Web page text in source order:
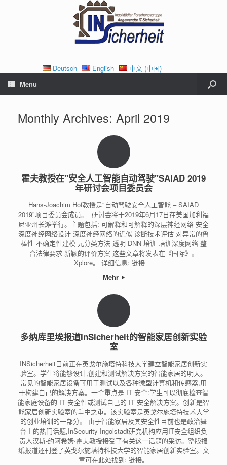
Deutsch English
中文 (中国)
Menu
Monthly Archives: April 2019
霍夫教授在"安全人工智能自动驾驶"SAIAD 2019
年研讨会项目委员会
Hans-Joachim Hof教授是"自动驾驶安全人工智能 – SAIAD
2019"项目委员会成员。 研讨会将于2019年6月17日在美国加利福
尼亚州长滩举行。主题包括: 可解释和可解释的深层神经网络 安全
深度神经网络设计 深度神经网络的近似 诊断技术评估 对异常的鲁
棒性 不确定性建模 元分类方法 透明 DNN 培训 培训深度网络 整
合法律要求 新颖的评价方案 这些文章将发表在《国际》。
Xplore。 详细信息: 链接
Mehr
多纳库里埃报道InSicherheit的智能家居创新实验
室
INSicherheit目前正在英戈尔施塔特科技大学建立智能家居创新实
验室。学生将能够设计,创建和测试解决方案的智能家居的明天。
常见的智能家居设备可用于测试以及各种微型计算机和传感器,用
于构建自己的解决方案。一个重点是 IT 安全:学生可以彻底检查智
能家庭设备的 IT 安全性或测试自己的 IT 安全解决方案。创新是智
能家居创新实验室的重中之重。该实验室是英戈尔施塔特技术大学
的创业培训的一部分。 由于智能家居及其安全性目前也是政治舞
台上的热门话题,InSecurity-Ingolstadt研究机构应用IT安全组织负
责人汉斯-约阿希姆·霍夫教授接受了有关这一话题的采访。整版报
纸报道还刊登了英戈尔施塔特科技大学的智能家居创新实验室。文
章可在此处找到: 链接。